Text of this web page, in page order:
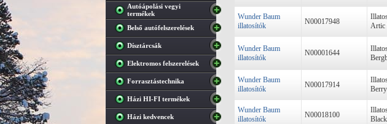
Autóápolási vegyi
termékek
Belső autófelszerelések
Dísztárcsák
Elektromos felszerelések
Forrasztástechnika
Házi HI-FI termékek
Házi kedvencek
Wunder Baum
illatosítók
N00017948
Artic
Wunder Baum
illatosítók
N00001644
Wunder Baum
illatosítók
N00017914
Wunder Baum
illatosítók
N00018100